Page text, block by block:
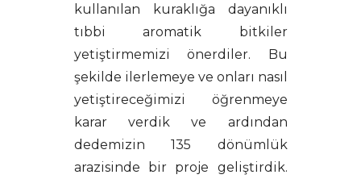
kullanılan kuraklığa dayanıklı
tıbbi aromatik bitkiler
yetiştirmemizi önerdiler. Bu
şekilde ilerlemeye ve onları nasıl
yetiştireceğimizi öğrenmeye
karar verdik ve ardından
dedemizin 135 dönümlük
arazisinde bir proje geliştirdik.